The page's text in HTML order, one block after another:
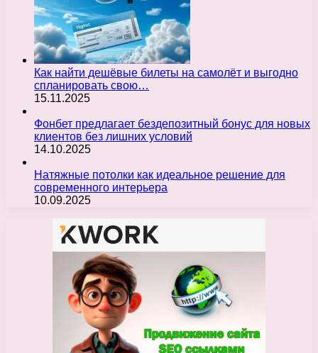
Как найти дешёвые билеты на самолёт и выгодно
спланировать свою…
15.11.2025
Фонбет предлагает бездепозитный бонус для новых
клиентов без лишних условий
14.10.2025
Натяжные потолки как идеальное решение для
современного интерьера
10.09.2025